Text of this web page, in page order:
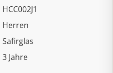
HCC002J1
Herren
Safirglas
3 Jahre